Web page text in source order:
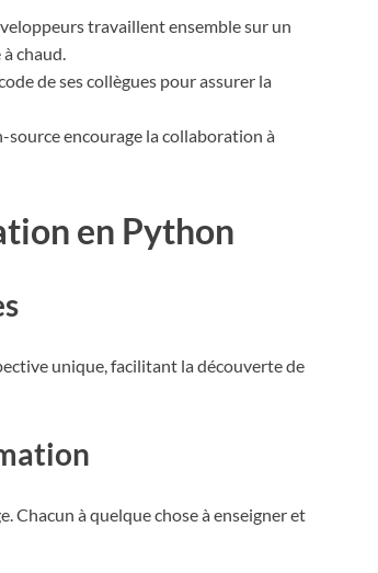
travaillent ensemble sur un
chaud.
de ses collègues pour assurer la
source encourage la collaboration à
en Python
unique, facilitant la découverte de
Chacun à quelque chose à enseigner et